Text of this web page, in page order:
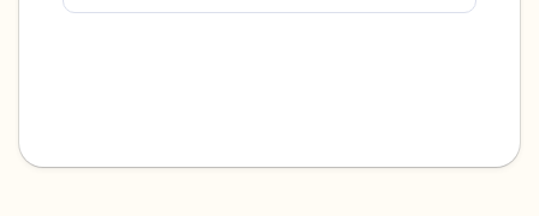
最後に深呼吸をしましょう。